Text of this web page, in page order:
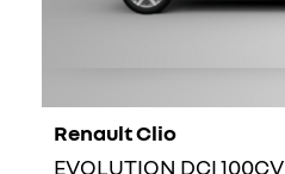
Renault Clio
EVOLUTION DCI 100CV